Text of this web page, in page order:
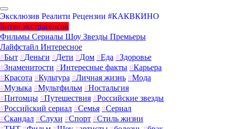
Эксклюзив Реалити Рецензии #КАКВКИНО
Битва экстрасенсов
Фильмы Сериалы Шоу Звезды Премьеры
Лайфстайл Интересное
#Быт #Деньги #Дети #Дом #Еда #Здоровье
#Знаменитости #Интересные факты #Карьера
#Красота #Культура #Личная жизнь #Мода
#Музыка #Мультфильм #Ностальгия
#Питомцы #Путешествия #Российские звезды
#Российский сериал #Семья #Сериал
#Скандал #Слухи #Спорт #Стиль жизни